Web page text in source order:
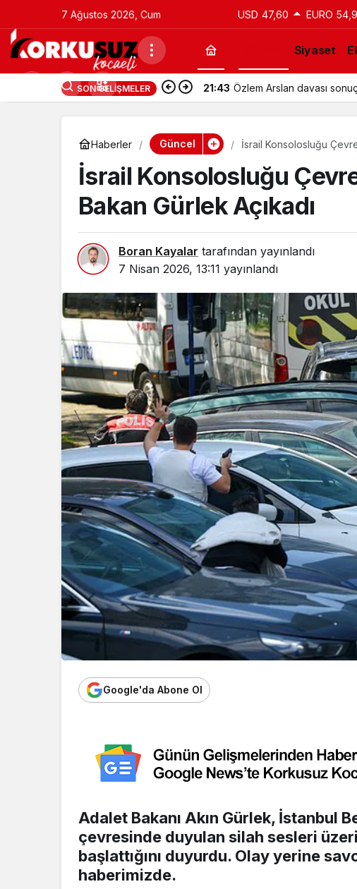
7 Ağustos 2026, Cum USD 47,60 EURO
Siyaset
SON GELIŞMELER 21:43 Özlem Arslan davası
Haberler Güncel İsrail Konsolosluğu
İsrail Konsolosluğu
Bakan Gürlek Açıkadı
Boran Kayalar tarafından yayınlandı
7 Nisan 2026, 13:11 yayınlandı
Google'da Abone Ol
Adalet Bakanı Akın Gürlek, İstanbul
çevresinde duyulan silah sesleri
başlattığını duyurdu. Olay yerine
haberimizde.